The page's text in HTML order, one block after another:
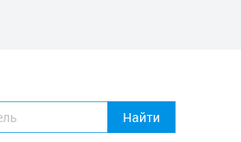
Найти